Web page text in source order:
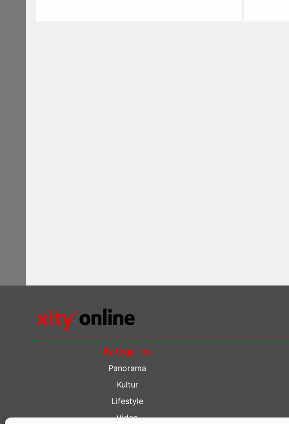
Kategorien
Panorama
Kultur
Lifestyle
Video